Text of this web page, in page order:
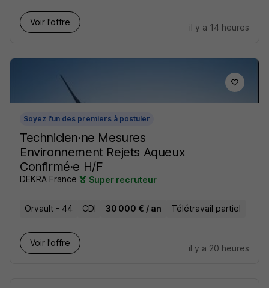
Voir l’offre
il y a 14 heures
Soyez l'un des premiers à postuler
Technicien·ne Mesures
Environnement Rejets Aqueux
Confirmé·e H/F
DEKRA France Super recruteur
Orvault - 44 CDI 30 000 € / an Télétravail partiel
Voir l’offre
il y a 20 heures